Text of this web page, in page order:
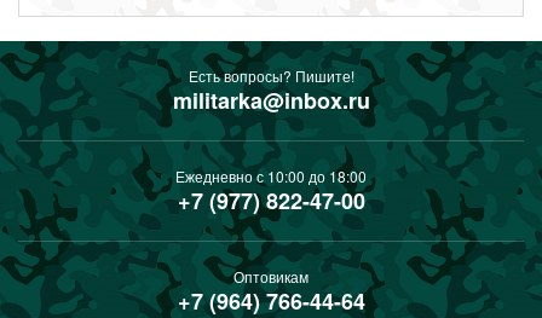
Есть вопросы? Пишите!
militarka@inbox.ru
Ежедневно с 10:00 до 18:00
+7 (977) 822-47-00
Оптовикам
+7 (964) 766-44-64